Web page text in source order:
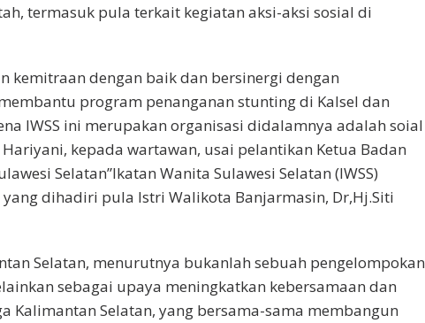
termasuk pula terkait kegiatan aksi-aksi sosial di
kemitraan dengan baik dan bersinergi dengan
program penanganan stunting di Kalsel dan
IWSS ini merupakan organisasi didalamnya adalah soial
kepada wartawan, usai pelantikan Ketua Badan
Selatan”Ikatan Wanita Sulawesi Selatan (IWSS)
yang dihadiri pula Istri Walikota Banjarmasin, Dr,Hj.Siti
Selatan, menurutnya bukanlah sebuah pengelompokan
sebagai upaya meningkatkan kebersamaan dan
Kalimantan Selatan, yang bersama-sama membangun